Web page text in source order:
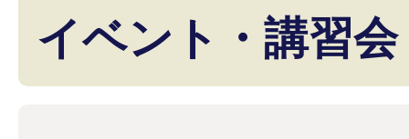
イベント・講習